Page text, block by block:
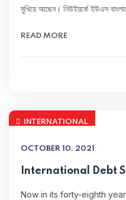
মুখিয়ে আছেন। নিউইয়র্কে ইউএস
READ MORE
INTERNATIONAL
OCTOBER 10, 2021
International Debt
Now in its forty-eighth